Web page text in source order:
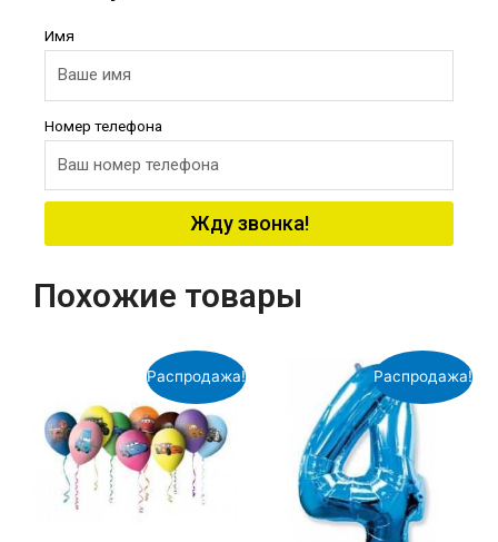
Имя
Номер телефона
Жду звонка!
Похожие товары
Распродажа! Распродажа!